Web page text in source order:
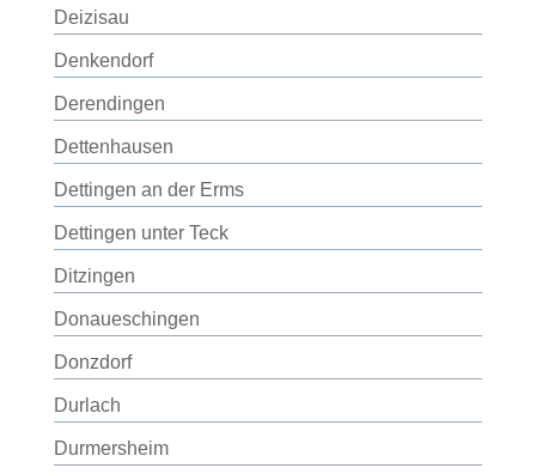
Deizisau
Denkendorf
Derendingen
Dettenhausen
Dettingen an der Erms
Dettingen unter Teck
Ditzingen
Donaueschingen
Donzdorf
Durlach
Durmersheim